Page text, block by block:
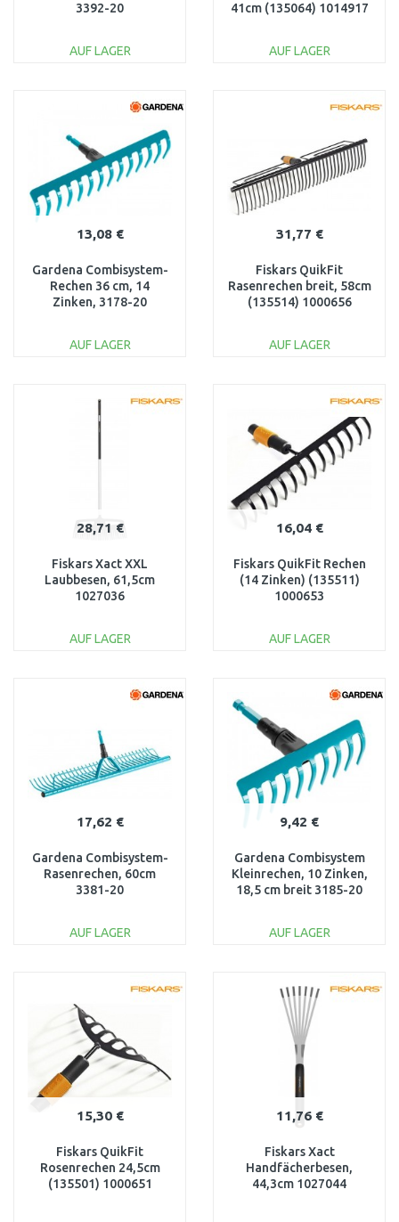
3392-20
AUF LAGER
41cm (135064) 1014917
AUF LAGER
13,08 €
Gardena Combisystem-
Rechen 36 cm, 14
Zinken, 3178-20
AUF LAGER
Vergleichen
31,77 €
Fiskars QuikFit
Rasenrechen breit, 58cm
(135514) 1000656
AUF LAGER
28,71 €
Fiskars Xact XXL
Laubbesen, 61,5cm
1027036
AUF LAGER
16,04 €
Fiskars QuikFit Rechen
(14 Zinken) (135511)
1000653
AUF LAGER
17,62 €
Gardena Combisystem-
Rasenrechen, 60cm
3381-20
AUF LAGER
Vergleichen
9,42 €
Gardena Combisystem
Kleinrechen, 10 Zinken,
18,5 cm breit 3185-20
AUF LAGER
Vergleichen
15,30 €
Fiskars QuikFit
Rosenrechen 24,5cm
(135501) 1000651
11,76 €
Fiskars Xact
Handfächerbesen,
44,3cm 1027044